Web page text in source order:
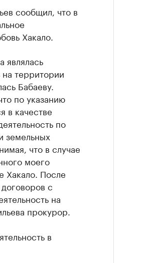
сообщил, что в
Хакало.
являлась
на территории
Бабаеву.
по указанию
в качестве
по
земельных
что в случае
моего
Хакало. После
с
на
прокурор.
в